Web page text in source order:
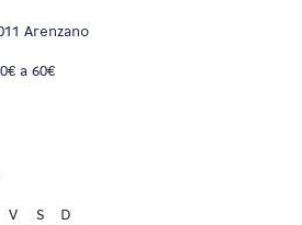
Arenzano
a 60€
V S
D